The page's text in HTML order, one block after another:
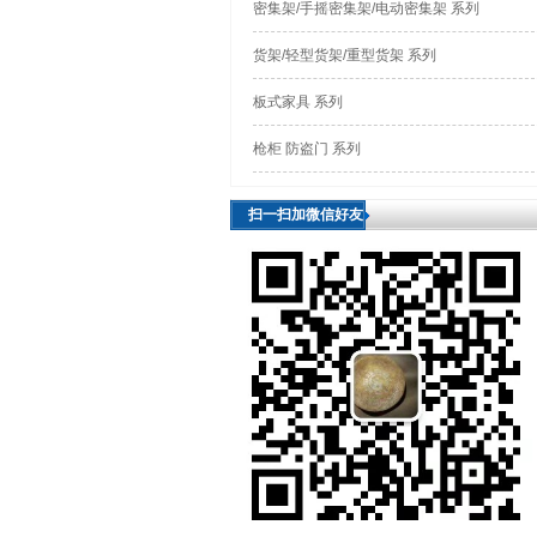
密集架/手摇密集架/电动密集架 系列
货架/轻型货架/重型货架 系列
板式家具 系列
枪柜 防盗门 系列
扫一扫加微信好友